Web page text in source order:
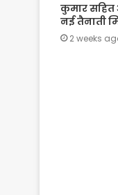
कुमार सहित
नई तैनाती
2 weeks